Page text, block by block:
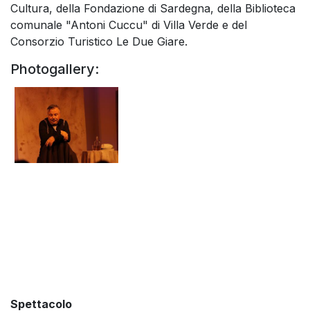
Cultura, della Fondazione di Sardegna, della Biblioteca
comunale "Antoni Cuccu" di Villa Verde e del
Consorzio Turistico Le Due Giare.
Photogallery:
Spettacolo